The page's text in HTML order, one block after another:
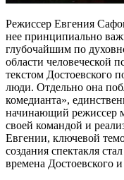
Режиссер Евгения
нее принципиально
глубочайшим по
области человеческой
текстом Достоевского
люди. Отдельно она
комедианта»,
начинающий режиссер
своей командой и
Евгении, ключевой
создания спектакля
времена Достоевского и